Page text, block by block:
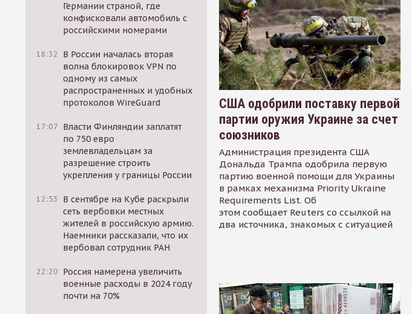
Германии страной, где
конфисковали автомобиль с
российскими номерами
18:32
В России началась вторая
волна блокировок VPN по
одному из самых
распространенных и удобных
протоколов WireGuard
17:07 Власти Финляндии заплатят
по 750 евро
землевладельцам за
разрешение строить
укрепления у границы России
12:53
В сентябре на Кубе раскрыли
сеть вербовки местных
жителей в российскую армию.
Наемники рассказали, что их
вербовал сотрудник РАН
22:20 Россия намерена увеличить
военные расходы в 2024 году
почти на 70%
США одобрили поставку первой
партии оружия Украине за счет
союзников
Администрация президента США
Дональда Трампа одобрила первую
партию военной помощи для Украины
в рамках механизма Priority Ukraine
Requirements List. Об
этом сообщает Reuters со ссылкой на
два источника, знакомых с ситуацией